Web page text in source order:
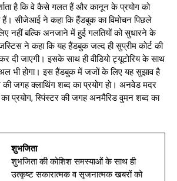
है कि वे कैसे गलत हैं और कानून के प्रयोग को
सीजेआई ने कहा कि हैंडबुक का विमोचन पिछले
नहीं बल्कि अनजाने में हुई गलतियों को सुधारने के
ने कहा कि यह हैंडबुक जल्द ही सुप्रीम कोर्ट की
दी जाएगी। इसके साथ ही वीडियो ट्यूटोरिय के साथ
भी होगा। इस हैंडबुक में जजों के लिए यह सुझाव है
की जगह क्लाथिंग शब्द का प्रयोग हो। अनवेड मदर
प्रयोग, स्पिंस्टर की जगह अनमैरिड वुमन शब्द का
शुभजिता
शुभजिता की कोशिश समस्याओं के साथ ही
उत्कृष्ट सकारात्मक व सृजनात्मक खबरों को